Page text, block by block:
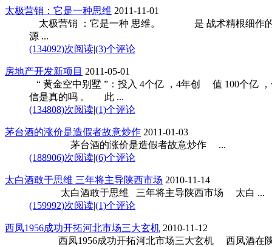
太极营销：它是一种思维 2011-11-01
太极营销 ：它是一种 思维。 是 战术精根细作
源 ...
(134092)次阅读|(3)个评论
房地产开发新项目 2011-05-01
“ 黄金空中别墅 ”：投入 4个亿 ，4年创 值 100个亿 ，
信是真的吗 。 此 ...
(134808)次阅读|(1)个评论
茅台酒的涨价是造假者故意炒作 2011-01-03
茅台酒的涨价是造假者故意炒作 ...
(188906)次阅读|(6)个评论
太白酒敢于思维 三年将主导陕西市场 2010-11-14
太白酒敢于思维 三年将主导陕西市场 太白 ...
(159992)次阅读|(1)个评论
西凤1956成功开拓河北市场三大玄机 2010-11-12
西凤1956成功开拓河北市场三大玄机 西凤酒在